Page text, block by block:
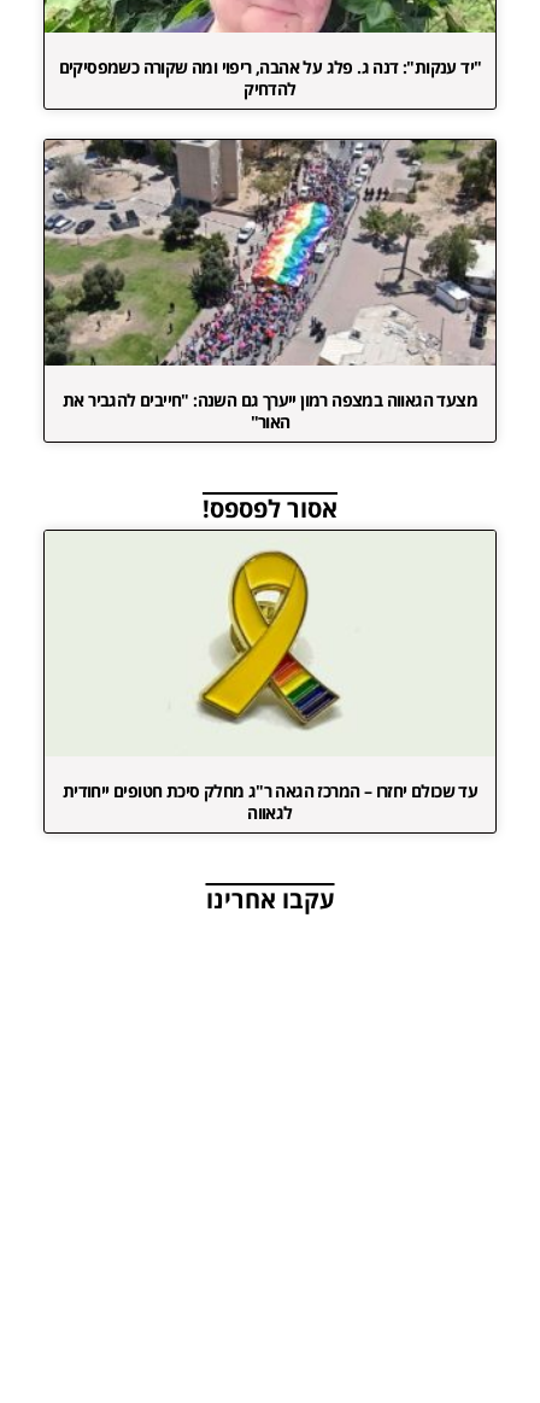
"יד ענקות": דנה ג. פלג על אהבה, ריפוי ומה שקורה כשמפסיקים
להדחיק
מצעד הגאווה במצפה רמון ייערך גם השנה: "חייבים להגביר את
האור"
אסור לפספס!
עד שכולם יחזרו – המרכז הגאה ר"ג מחלק סיכת חטופים ייחודית
לגאווה
עקבו אחרינו